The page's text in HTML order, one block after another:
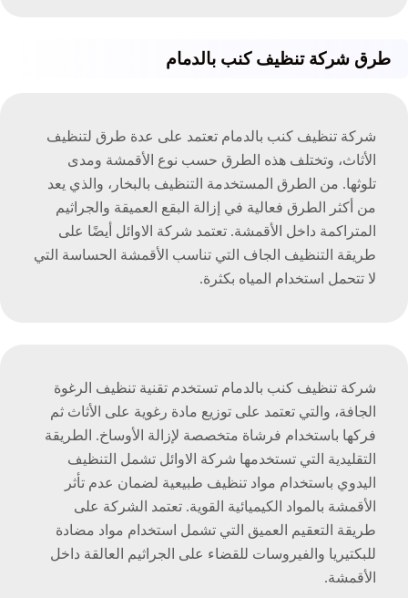
طرق شركة تنظيف كنب بالدمام
شركة تنظيف كنب بالدمام تعتمد على عدة طرق لتنظيف
الأثاث، وتختلف هذه الطرق حسب نوع الأقمشة ومدى
تلوثها. من الطرق المستخدمة التنظيف بالبخار، والذي يعد
من أكثر الطرق فعالية في إزالة البقع العميقة والجراثيم
المتراكمة داخل الأقمشة. تعتمد شركة الاوائل أيضًا على
طريقة التنظيف الجاف التي تناسب الأقمشة الحساسة التي
لا تتحمل استخدام المياه بكثرة.
شركة تنظيف كنب بالدمام تستخدم تقنية تنظيف الرغوة
الجافة، والتي تعتمد على توزيع مادة رغوية على الأثاث ثم
فركها باستخدام فرشاة متخصصة لإزالة الأوساخ. الطريقة
التقليدية التي تستخدمها شركة الاوائل تشمل التنظيف
اليدوي باستخدام مواد تنظيف طبيعية لضمان عدم تأثر
الأقمشة بالمواد الكيميائية القوية. تعتمد الشركة على
طريقة التعقيم العميق التي تشمل استخدام مواد مضادة
للبكتيريا والفيروسات للقضاء على الجراثيم العالقة داخل
الأقمشة.